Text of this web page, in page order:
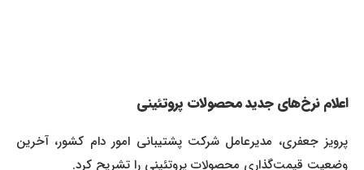
اعلام نرخ‌های جدید محصولات پروتئینی
پرویز جعفری، مدیرعامل شرکت پشتیبانی امور دام کشور، آخرین
وضعیت قیمت‌گذاری محصولات پروتئینی را تشریح کرد.